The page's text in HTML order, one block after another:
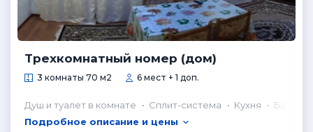
Трехкомнатный номер (дом)
3 комнаты 70 м2 6 мест + 1 доп.
Душ и туалет в комнате Сплит-система Кухня
Балкон
Подробное описание и цены